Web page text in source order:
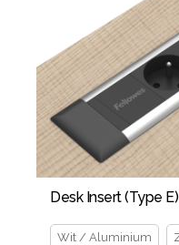
Desk Insert (Type E)
Wit / Aluminium